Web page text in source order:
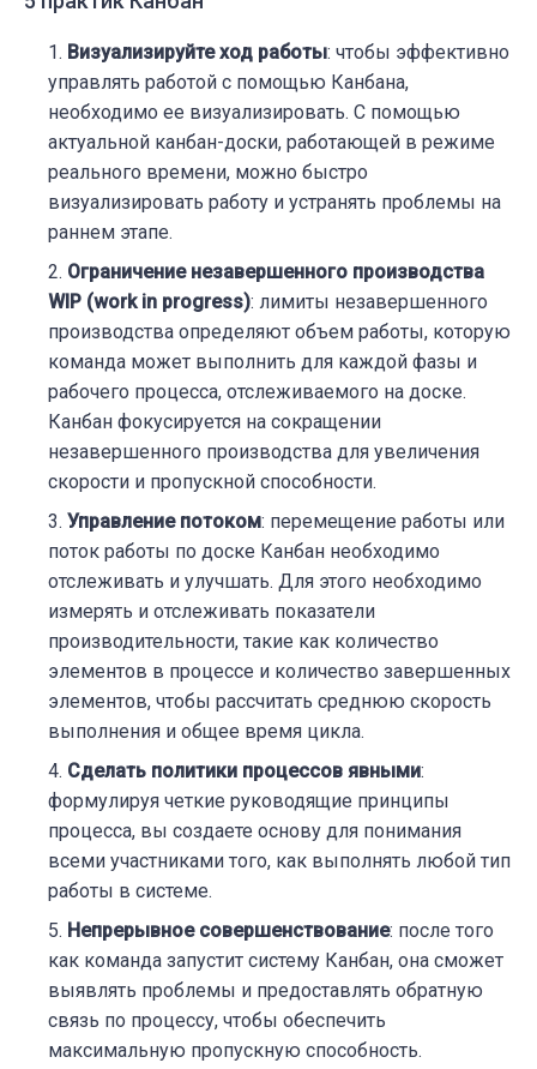
Визуализируйте ход работы: чтобы эффективно
управлять работой с помощью Канбана,
необходимо ее визуализировать. С помощью
актуальной канбан-доски, работающей в режиме
реального времени, можно быстро
визуализировать работу и устранять проблемы на
раннем этапе.
Ограничение незавершенного производства
WIP (work in progress): лимиты незавершенного
производства определяют объем работы, которую
команда может выполнить для каждой фазы и
рабочего процесса, отслеживаемого на доске.
Канбан фокусируется на сокращении
незавершенного производства для увеличения
скорости и пропускной способности.
Управление потоком: перемещение работы или
поток работы по доске Канбан необходимо
отслеживать и улучшать. Для этого необходимо
измерять и отслеживать показатели
производительности, такие как количество
элементов в процессе и количество завершенных
элементов, чтобы рассчитать среднюю скорость
выполнения и общее время цикла.
Сделать политики процессов явными:
формулируя четкие руководящие принципы
процесса, вы создаете основу для понимания
всеми участниками того, как выполнять любой тип
работы в системе.
Непрерывное совершенствование: после того
как команда запустит систему Канбан, она сможет
выявлять проблемы и предоставлять обратную
связь по процессу, чтобы обеспечить
максимальную пропускную способность.